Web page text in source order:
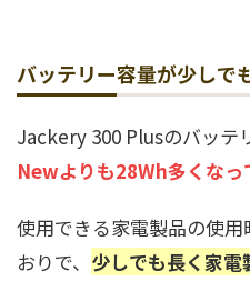
バッテリー容量が少しで
Jackery 300 Plusのバッテ
Newよりも28Wh多くなっ
使用できる家電製品の使
おりで、 少しでも長く家